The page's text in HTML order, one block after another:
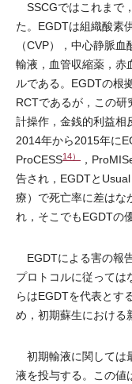
SSCGではこれまで
た。EGDTは組織酸素
（CVP），中心静脈
輸液，血管収縮薬，赤
ルである。EGDTの根
RCTであるが，この
計操作，金銭的利益相
2014年から2015年に
ProCESS14） ，
告され，EGDTと
療）で死亡率に差はな
れ，そこでもEGDTの
EGDTによる害の報
プロトコルに従っては
らはEGDTを代表とす
め，初期蘇生における
初期輸液に関しては
液を投与する。この値